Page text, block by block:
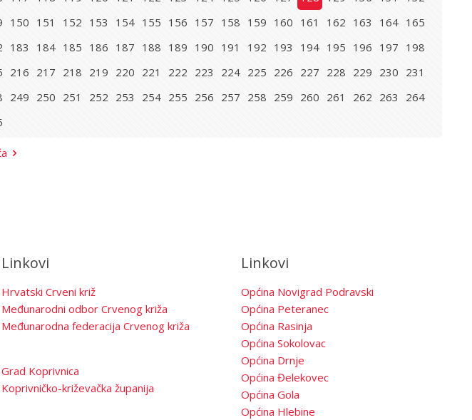
150 151 152 153 154 155 156 157 158 159 160 161 162 163 164 165
183 184 185 186 187 188 189 190 191 192 193 194 195 196 197 198
216 217 218 219 220 221 222 223 224 225 226 227 228 229 230 231
249 250 251 252 253 254 255 256 257 258 259 260 261 262 263
264
Linkovi
Hrvatski Crveni križ
Međunarodni odbor Crvenog križa
Međunarodna federacija Crvenog križa
Grad Koprivnica
Koprivničko-križevačka županija
Linkovi
Općina Novigrad Podravski
Općina Peteranec
Općina Rasinja
Općina Sokolovac
Općina Drnje
Općina Đelekovec
Općina Gola
Općina Hlebine